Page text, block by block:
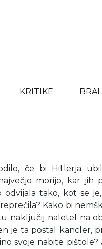
KRITIKE
če bi Hitlerja
morijo, kar jih
odvijala tako, kot se
Kako bi
naključij naletel na
je ta postal kancler,
svoje nabite